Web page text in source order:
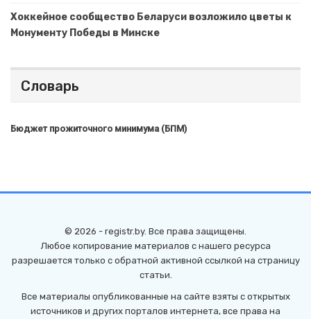
Хоккейное сообщество Беларуси возложило цветы к
Монументу Победы в Минске
Словарь
Бюджет прожиточного минимума (БПМ)
© 2026 - registr.by. Все права защищены.
Любое копирование материалов с нашего ресурса
разрешается только с обратной активной ссылкой на страницу
статьи.
Все материалы опубликованные на сайте взяты с открытых
источников и других порталов интернета, все права на